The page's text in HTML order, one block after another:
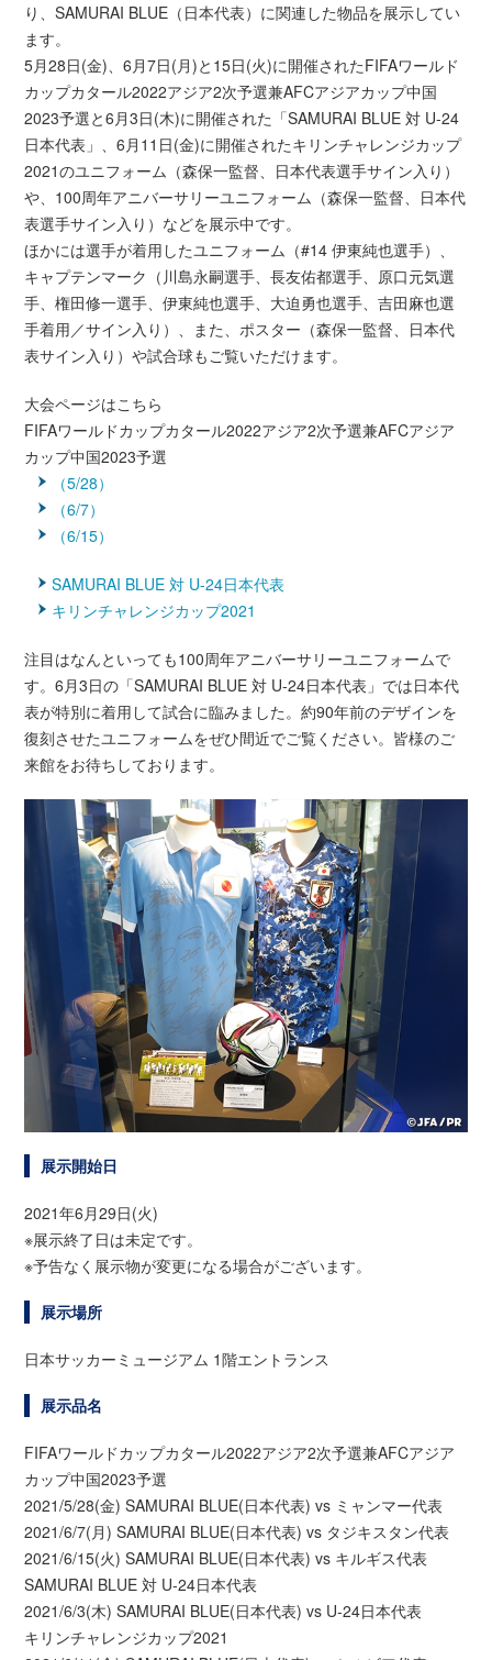
り、SAMURAI BLUE（日本代表）に関連した物品を展示してい
ます。
5月28日(金)、6月7日(月)と15日(火)に開催されたFIFAワールド
カップカタール2022アジア2次予選兼AFCアジアカップ中国
2023予選と6月3日(木)に開催された「SAMURAI BLUE 対 U-24
日本代表」、6月11日(金)に開催されたキリンチャレンジカップ
2021のユニフォーム（森保一監督、日本代表選手サイン入り）
や、100周年アニバーサリーユニフォーム（森保一監督、日本代
表選手サイン入り）などを展示中です。
ほかには選手が着用したユニフォーム（#14 伊東純也選手）、
キャプテンマーク（川島永嗣選手、長友佑都選手、原口元気選
手、権田修一選手、伊東純也選手、大迫勇也選手、吉田麻也選
手着用／サイン入り）、また、ポスター（森保一監督、日本代
表サイン入り）や試合球もご覧いただけます。
大会ページはこちら
FIFAワールドカップカタール2022アジア2次予選兼AFCアジア
カップ中国2023予選
（5/28）
（6/7）
（6/15）
SAMURAI BLUE 対 U-24日本代表
キリンチャレンジカップ2021
注目はなんといっても100周年アニバーサリーユニフォームで
す。6月3日の「SAMURAI BLUE 対 U-24日本代表」では日本代
表が特別に着用して試合に臨みました。約90年前のデザインを
復刻させたユニフォームをぜひ間近でご覧ください。皆様のご
来館をお待ちしております。
展示開始日
2021年6月29日(火)
※展示終了日は未定です。
※予告なく展示物が変更になる場合がございます。
展示場所
日本サッカーミュージアム 1階エントランス
展示品名
FIFAワールドカップカタール2022アジア2次予選兼AFCアジア
カップ中国2023予選
2021/5/28(金) SAMURAI BLUE(日本代表) vs ミャンマー代表
2021/6/7(月) SAMURAI BLUE(日本代表) vs タジキスタン代表
2021/6/15(火) SAMURAI BLUE(日本代表) vs キルギス代表
SAMURAI BLUE 対 U-24日本代表
2021/6/3(木) SAMURAI BLUE(日本代表) vs U-24日本代表
キリンチャレンジカップ2021